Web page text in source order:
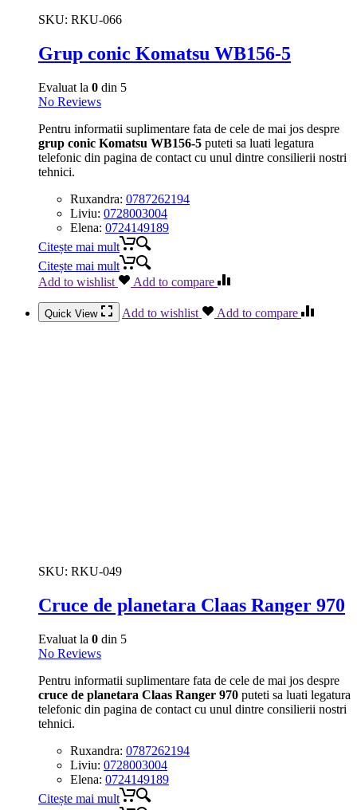
SKU: RKU-066
Grup conic Komatsu WB156-5
Evaluat la 0 din 5
No Reviews
Pentru informatii suplimentare fata de cele de mai jos despre
grup conic Komatsu WB156-5 puteti sa luati legatura
telefonic din pagina de contact cu unul dintre consilierii nostri
tehnici.
Ruxandra: 0787262194
Liviu: 0728003004
Elena: 0724149189
Citește mai mult
Citește mai mult
Add to wishlist
Add to compare
Quick View Add to wishlist Add to compare
SKU: RKU-049
Cruce de planetara Claas Ranger 970
Evaluat la 0 din 5
No Reviews
Pentru informatii suplimentare fata de cele de mai jos despre
cruce de planetara Claas Ranger 970 puteti sa luati legatura
telefonic din pagina de contact cu unul dintre consilierii nostri
tehnici.
Ruxandra: 0787262194
Liviu: 0728003004
Elena: 0724149189
Citește mai mult